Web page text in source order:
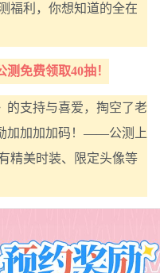
福利，你想知道的全在
免费领取40抽！
的支持与喜爱，掏空了老
加加加加码！——公测上
精美时装、限定头像等